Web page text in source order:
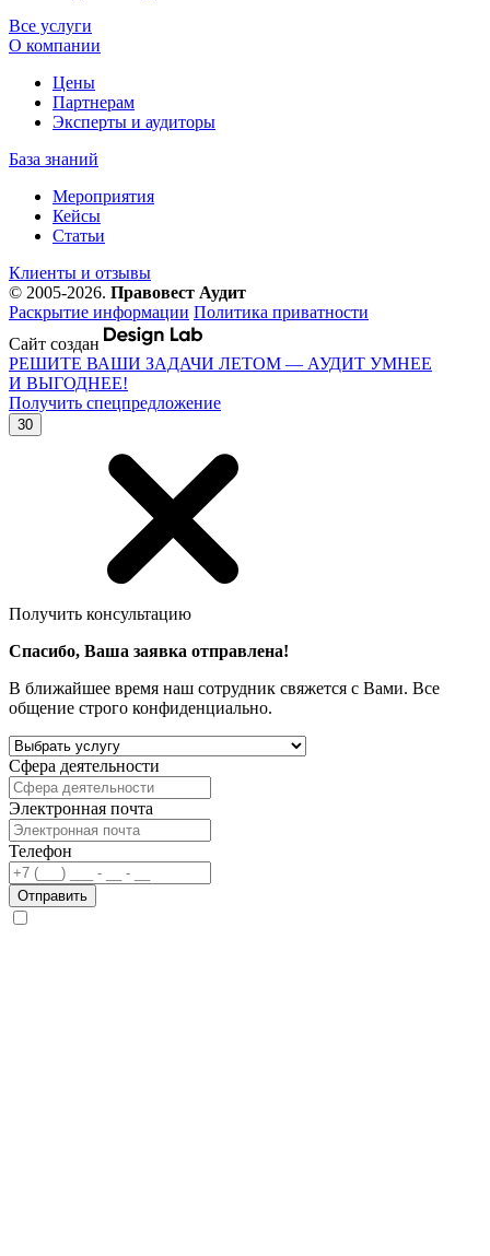
Все услуги
О компании
Цены
Партнерам
Эксперты и аудиторы
База знаний
Мероприятия
Кейсы
Статьи
Клиенты и отзывы
© 2005-2026. Правовест Аудит
Раскрытие информации Политика приватности
Сайт создан
РЕШИТЕ ВАШИ ЗАДАЧИ ЛЕТОМ — АУДИТ УМНЕЕ
И ВЫГОДНЕЕ!
Получить спецпредложение
30
Получить консультацию
Спасибо, Ваша заявка отправлена!
В ближайшее время наш сотрудник свяжется с Вами. Все
общение строго конфиденциально.
Сфера деятельности
Электронная почта
Телефон
Отправить